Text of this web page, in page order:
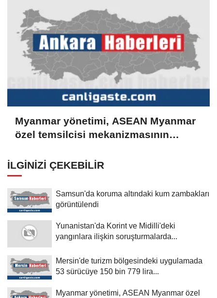
Myanmar yönetimi, ASEAN Myanmar
özel temsilcisi mekanizmasının
İLGINIZI ÇEKEBILIR
Samsun'da koruma altındaki kum zambakları
görüntülendi
Yunanistan'da Korint ve Midilli'deki
yangınlara ilişkin soruşturmalarda...
Mersin'de turizm bölgesindeki uygulamada
53 sürücüye 150 bin 779 lira...
Myanmar yönetimi, ASEAN Myanmar özel